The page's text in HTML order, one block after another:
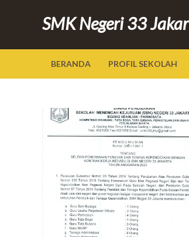
SMK Negeri 33
BERANDA PROFIL SEKOLAH